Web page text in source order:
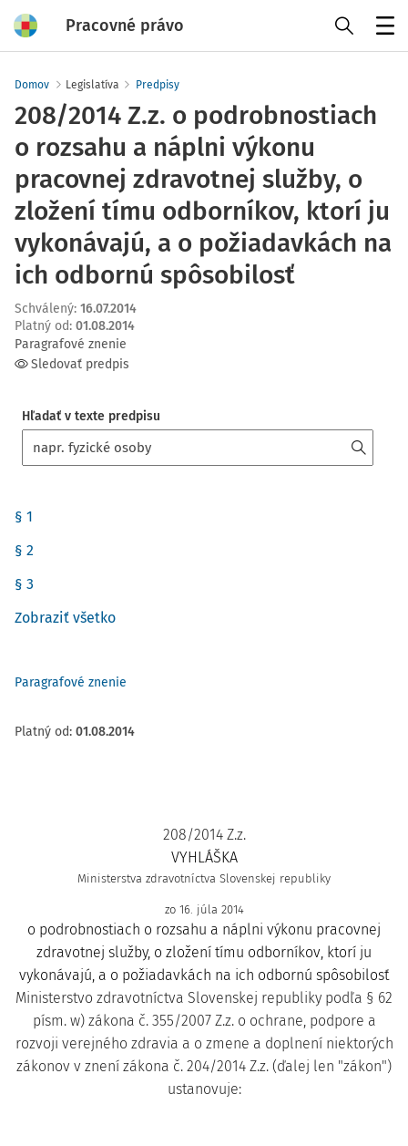
Pracovné právo
Domov Legislatíva Predpisy
208/2014 Z.z. o podrobnostiach
o rozsahu a náplni výkonu
pracovnej zdravotnej služby, o
zložení tímu odborníkov, ktorí ju
vykonávajú, a o požiadavkách na
ich odbornú spôsobilosť
Schválený: 16.07.2014
Platný od: 01.08.2014
Paragrafové znenie
Sledovať predpis
Hľadať v texte predpisu
§ 1
§ 2
§ 3
Zobraziť všetko
Paragrafové znenie
Platný od: 01.08.2014
208/2014 Z.z.
VYHLÁŠKA
Ministerstva zdravotníctva Slovenskej republiky
zo 16. júla 2014
o podrobnostiach o rozsahu a náplni výkonu pracovnej
zdravotnej služby, o zložení tímu odborníkov, ktorí ju
vykonávajú, a o požiadavkách na ich odbornú spôsobilosť
Ministerstvo zdravotníctva Slovenskej republiky podľa § 62
písm. w) zákona č. 355/2007 Z.z. o ochrane, podpore a
rozvoji verejného zdravia a o zmene a doplnení niektorých
zákonov v znení zákona č. 204/2014 Z.z. (ďalej len "zákon")
ustanovuje: